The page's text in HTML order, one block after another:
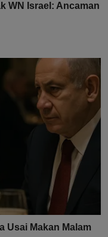
WN Israel: Ancaman
Usai Makan Malam